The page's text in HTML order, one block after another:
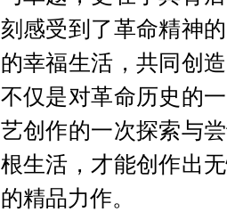
刻感受到了革命精神
的幸福生活，共同创
不仅是对革命历史的
艺创作的一次探索与
根生活，才能创作出
的精品力作。